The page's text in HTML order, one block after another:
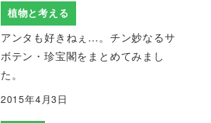
植物と考える
アンタも好きねぇ…。チン妙なるサ
ボテン・珍宝閣をまとめてみまし
た。
2015年4月3日